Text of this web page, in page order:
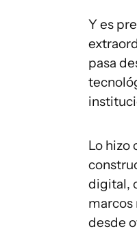
Y es
pasa
Lo hizo
digital,
marcos
desde